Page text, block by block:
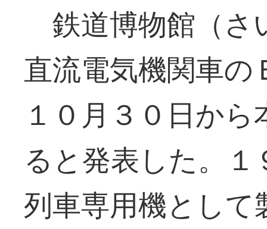
鉄道博物館（さ
直流電気機関車の
１０月３０日か
ると発表した。
列車専用機とし